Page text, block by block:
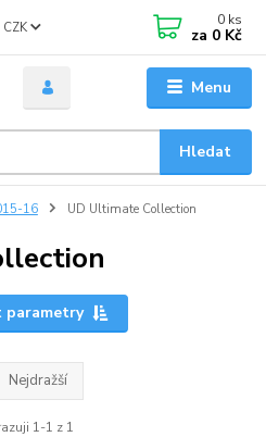
Menu
CZK
Hledat
0 ks
za 0 Kč
16 UD Ultimate Collection
parametry
Nejdražší
1-1 z 1